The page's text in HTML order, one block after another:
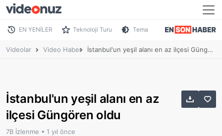
EN YENİLER Teknoloji Turu Tema
Videolar Video Haber İstanbul'un yeşil alanı en az ilçesi Güngören oldu
İstanbul'un yeşil alanı en az
ilçesi Güngören oldu
7B İzlenme • 1 yıl önce